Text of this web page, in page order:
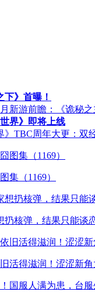
下》首曝！
新游前瞻：《诡秘
界》即将上线
》TBC周年大更：双
集（1169）
核弹，结果只能谈
活得滋润！涩涩新角